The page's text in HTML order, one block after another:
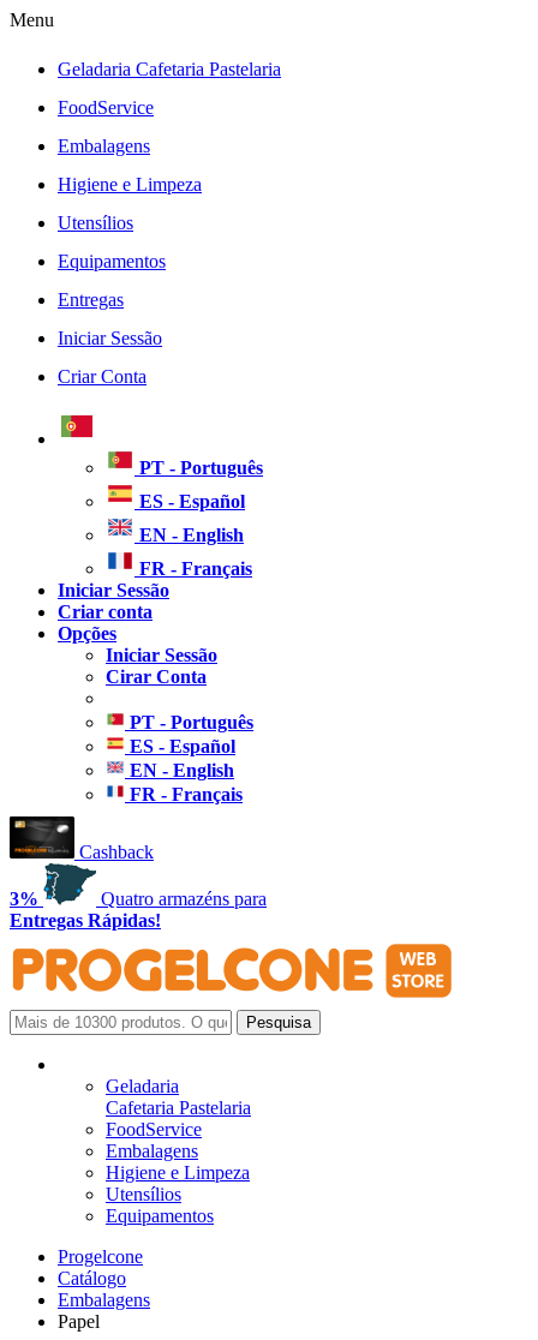
Menu
Geladaria Cafetaria Pastelaria
FoodService
Embalagens
Higiene e Limpeza
Utensílios
Equipamentos
Entregas
Iniciar Sessão
Criar Conta
PT - Português
ES - Español
EN - English
FR - Français
Iniciar Sessão
Criar conta
Opções
Iniciar Sessão
Cirar Conta
PT - Português
ES - Español
EN - English
FR - Français
Cashback
3%
Quatro armazéns para
Entregas Rápidas!
Geladaria
Cafetaria Pastelaria
FoodService
Embalagens
Higiene e Limpeza
Utensílios
Equipamentos
Progelcone
Catálogo
Embalagens
Papel